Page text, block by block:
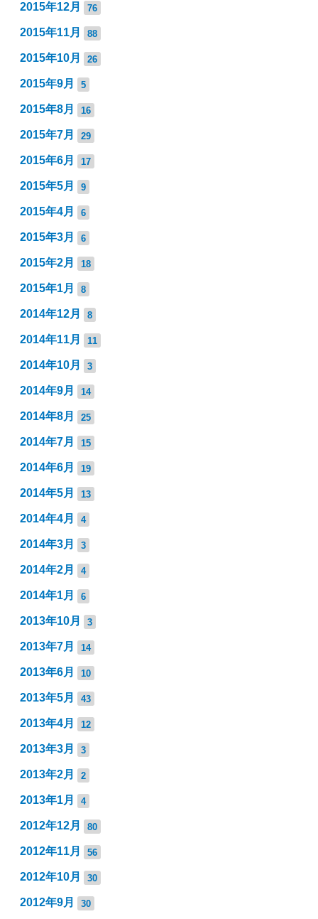
2015年12月 76
2015年11月 88
2015年10月 26
2015年9月 5
2015年8月 16
2015年7月 29
2015年6月 17
2015年5月 9
2015年4月 6
2015年3月 6
2015年2月 18
2015年1月 8
2014年12月 8
2014年11月 11
2014年10月 3
2014年9月 14
2014年8月 25
2014年7月 15
2014年6月 19
2014年5月 13
2014年4月 4
2014年3月 3
2014年2月 4
2014年1月 6
2013年10月 3
2013年7月 14
2013年6月 10
2013年5月 43
2013年4月 12
2013年3月 3
2013年2月 2
2013年1月 4
2012年12月 80
2012年11月 56
2012年10月 30
2012年9月 30